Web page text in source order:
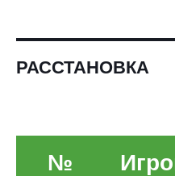
РАССТАНОВКА
№